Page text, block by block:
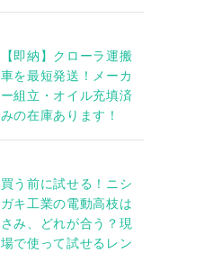
【即納】クローラ運搬
車を最短発送！メーカ
ー組立・オイル充填済
みの在庫あります！
買う前に試せる！ニシ
ガキ工業の電動高枝は
さみ、どれが合う？現
場で使って試せるレン